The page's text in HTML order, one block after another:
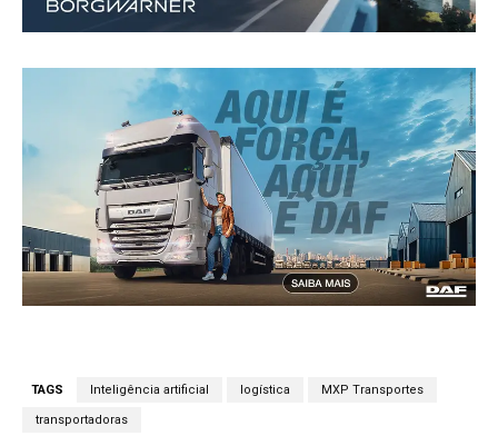
TAGS Inteligência artificial logística MXP Transportes
transportadoras